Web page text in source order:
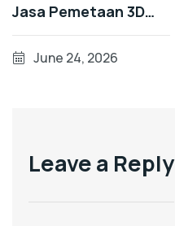
Jasa Pemetaan 3D
SLAM Laser Scanner
Terpercaya di
June 24, 2026
Leave a Reply